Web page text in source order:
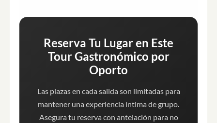
Reserva Tu Lugar en Este
Tour Gastronómico por
Oporto
Las plazas en cada salida son limitadas para
mantener una experiencia íntima de grupo.
Asegura tu reserva con antelación para no